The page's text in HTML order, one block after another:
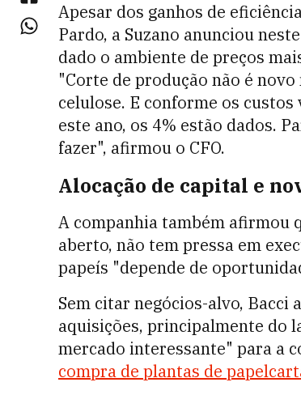
Apesar dos ganhos de
Pardo, a Suzano anunciou
dado o ambiente de preços
"Corte de produção não é
celulose. E conforme os
este ano, os 4% estão dados.
fazer", afirmou o CFO.
Alocação de capital e
A companhia também afirmou
aberto, não tem pressa em
papeís "depende de
Sem citar negócios-alvo, Bacci
aquisições, principalmente do
mercado interessante" para a
compra de plantas de